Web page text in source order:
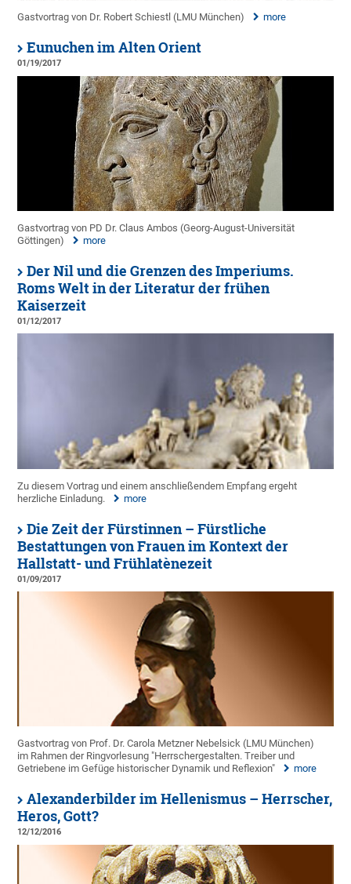
Gastvortrag von Dr. Robert Schiestl (LMU München) more
Eunuchen im Alten Orient
01/19/2017
Gastvortrag von PD Dr. Claus Ambos (Georg-August-Universität
Göttingen)
more
Der Nil und die Grenzen des Imperiums.
Roms Welt in der Literatur der frühen
Kaiserzeit
01/12/2017
Zu diesem Vortrag und einem anschließendem Empfang ergeht
herzliche Einladung.
more
Die Zeit der Fürstinnen – Fürstliche
Bestattungen von Frauen im Kontext der
Hallstatt- und Frühlatènezeit
01/09/2017
Gastvortrag von Prof. Dr. Carola Metzner Nebelsick (LMU München)
im Rahmen der Ringvorlesung "Herrschergestalten. Treiber und
Getriebene im Gefüge historischer Dynamik und Reflexion"
more
Alexanderbilder im Hellenismus – Herrscher,
Heros, Gott?
12/12/2016